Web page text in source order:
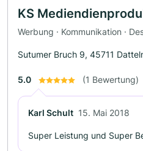
KS
Werbung · Kommunikation ·
Sutumer Bruch 9, 45711
5.0 (1 Bewertung)
Karl Schult 15. Mai 2018
Super Leistung und Super